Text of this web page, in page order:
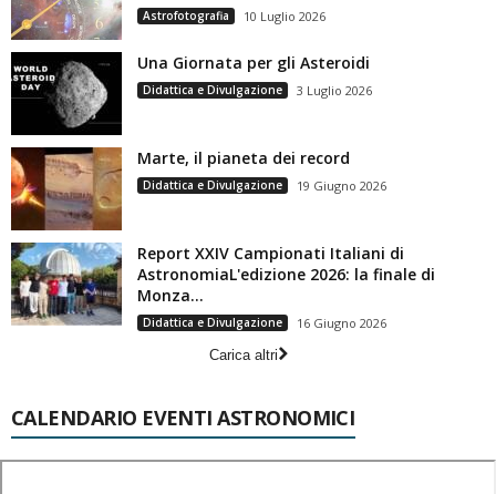
Astrofotografia 10 Luglio 2026
Una Giornata per gli Asteroidi
Didattica e Divulgazione 3 Luglio 2026
Marte, il pianeta dei record
Didattica e Divulgazione 19 Giugno 2026
Report XXIV Campionati Italiani di
AstronomiaL'edizione 2026: la finale di
Monza...
Didattica e Divulgazione
16 Giugno 2026
Carica altri
CALENDARIO EVENTI ASTRONOMICI